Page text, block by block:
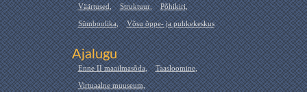
Väärtused, Struktuur, Põhikiri,
Sümboolika, Võsu õppe- ja puhkekeskus
Ajalugu
Enne II maailmasõda, Taasloomine,
Virtuaalne muuseum,